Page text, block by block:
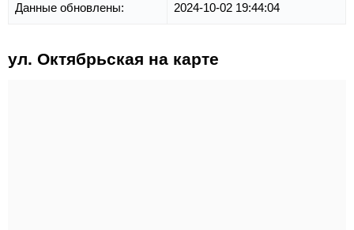
Данные обновлены: 2024-10-02 19:44:04
ул. Октябрьская на карте